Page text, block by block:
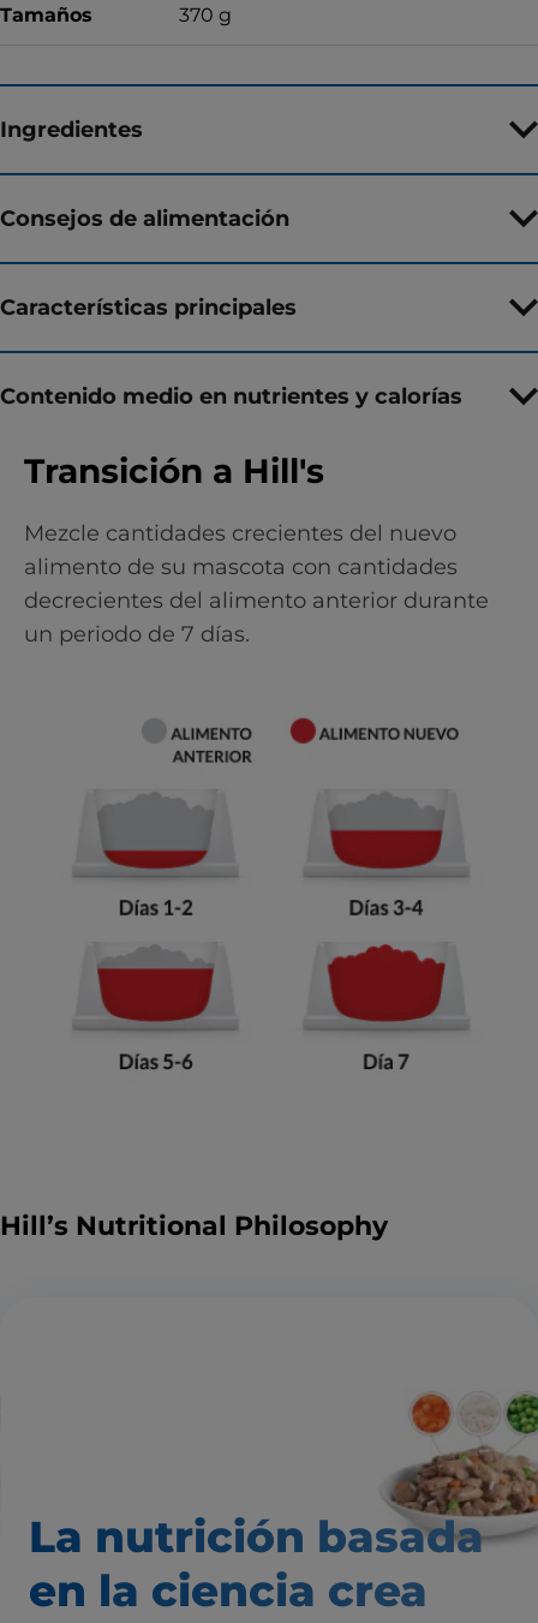
Tamaños 370 g
Ingredientes
Consejos de alimentación
Características principales
Contenido medio en nutrientes y calorías
Transición a Hill's
Mezcle cantidades crecientes del nuevo
alimento de su mascota con cantidades
decrecientes del alimento anterior durante
un periodo de 7 días.
Hill’s Nutritional Philosophy
La nutrición basada
en la ciencia crea